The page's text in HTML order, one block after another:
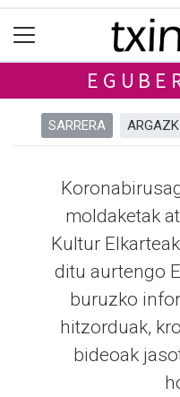
SARRERA
moldaketak
Kultur
ditu aurtengo
buruzko
hitzorduak,
bideoak